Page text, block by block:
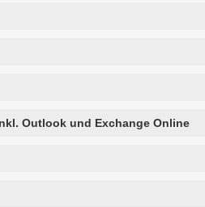
Outlook und Exchange Online